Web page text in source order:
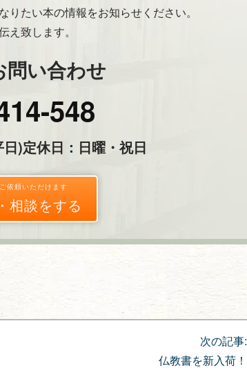
たい本の情報をお知らせください。
え致します。
問い合わせ
548
)定休日：日曜・祝日
依頼いただけます
相談をする
次の記事:
仏教書を新入荷！